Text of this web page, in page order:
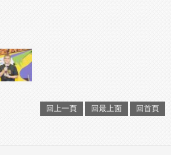
回上一頁 回最上面 回首頁